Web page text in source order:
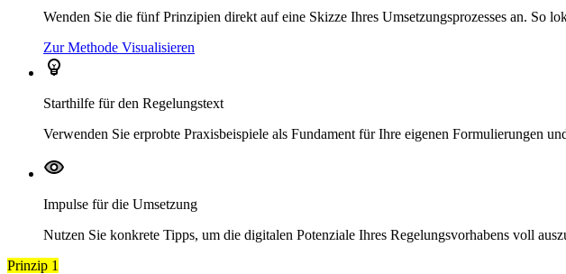
Wenden Sie die fünf Prinzipien direkt auf eine Skizze Ihres Umsetzungsprozesses an. So
Zur Methode Visualisieren
Starthilfe für den Regelungstext
Verwenden Sie erprobte Praxisbeispiele als Fundament für Ihre eigenen Formulierungen
Impulse für die Umsetzung
Nutzen Sie konkrete Tipps, um die digitalen Potenziale Ihres Regelungsvorhabens voll
Prinzip 1